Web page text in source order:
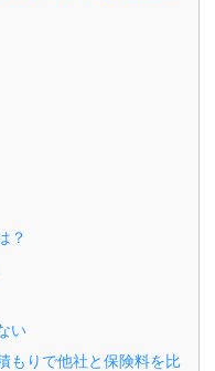
？
い
もりで他社と保険料を比